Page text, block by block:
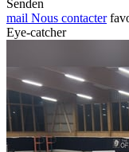
Senden
mail Nous contacter
Eye-catcher